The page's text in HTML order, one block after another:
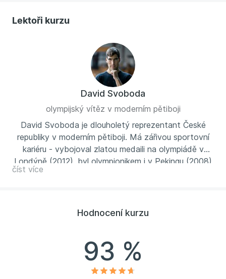
Lektoři kurzu
David Svoboda
olympijský vítěz v moderním pětiboji
David Svoboda je dlouholetý reprezentant České
republiky v moderním pětiboji. Má zářivou sportovní
kariéru - vybojoval zlatou medaili na olympiádě v
Londýně (2012), byl olympionikem i v Pekingu (2008)
a Rio de Janeiro (2016), stal se Mistrem Evropy
působí jako trenér mládeže v ASC Dukla a je
číst více
Hodnocení kurzu
93 %